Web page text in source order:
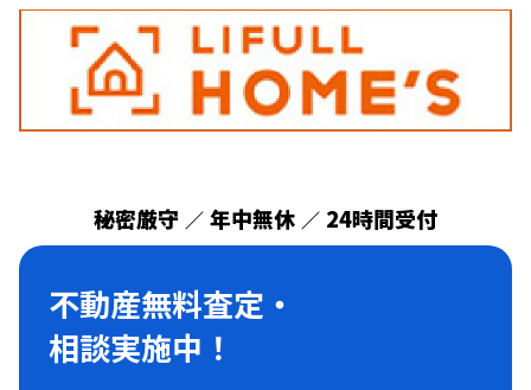
秘密厳守 ／ 年中無休 ／ 24時間受付
不動産無料査定・
相談実施中！